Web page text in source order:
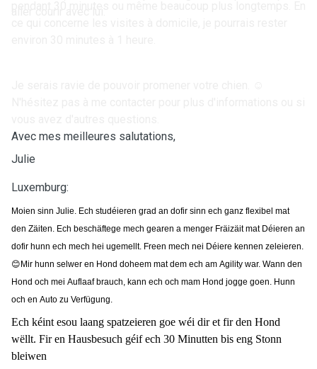
Avec mes meilleures salutations,
Julie
Luxemburg:
Moien sinn Julie. Ech studéieren grad an dofir sinn ech ganz flexibel mat
den Zäiten. Ech beschäftege mech gearen a menger Fräizäit mat Déieren an
dofir hunn ech mech hei ugemellt. Freen mech nei Déiere kennen zeleieren.
😊 Mir hunn selwer en Hond doheem mat dem ech am Agility war. Wann den
Hond och mei Auflaaf brauch, kann ech och mam Hond jogge goen. Hunn
och en Auto zu Verfügung.
Ech kéint esou laang spatzeieren goe wéi dir et fir den Hond
wëllt. Fir en Hausbesuch géif ech 30 Minutten bis eng Stonn
bleiwen